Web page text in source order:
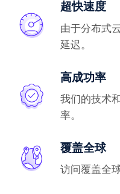
超快速度
由于分布式
延迟。
高成功率
我们的技术
率。
覆盖全球
访问覆盖全